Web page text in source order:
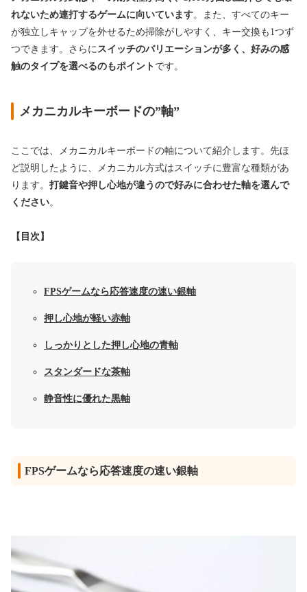
れないため連打するゲームに向いています。
また、すべてのキー
が独立しキャップを外せるため掃除がしやすく、キー交換も1つず
つできます。さらにスイッチのバリエーションが多く、好みの感
触のタイプを選べるのもポイント です。
メカニカルキーボードの”軸”
ここでは、メカニカルキーボードの軸について紹介します。先ほ
ど説明したように、メカニカル方式はスイッチに豊富な種類があ
ります。 打鍵音や押し心地が違うので好みに合わせた軸を選んで
ください。
【目次】
FPSゲームなら応答速度の速い銀軸
押し心地が軽い赤軸
しっかりとした押し心地の青軸
スタンダードな茶軸
静音性に優れた黒軸
FPSゲームなら応答速度の速い銀軸